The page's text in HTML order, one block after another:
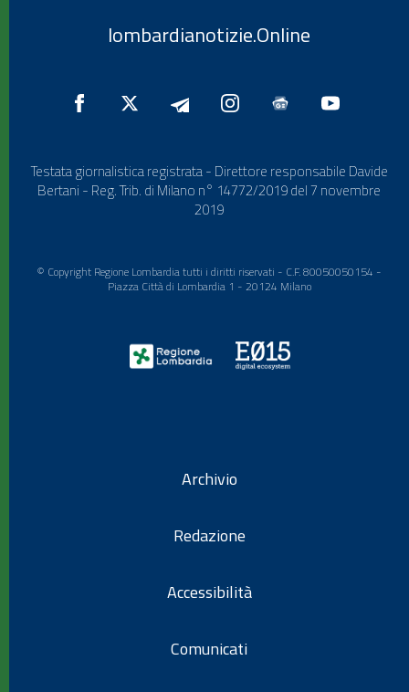
lombardianotizie.Online
Testata giornalistica registrata - Direttore responsabile Davide
Bertani - Reg. Trib. di Milano n° 14772/2019 del 7 novembre
2019
© Copyright Regione Lombardia tutti i diritti riservati - C.F. 80050050154 -
Piazza Città di Lombardia 1 - 20124 Milano
Archivio
Redazione
Accessibilità
Comunicati